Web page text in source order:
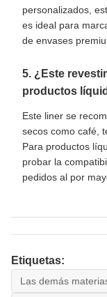
personalizados,
es ideal para
de envases
5. ¿Este
productos
Este liner se
secos como café,
Para productos
probar la
pedidos al por
Etiquetas:
Las demás